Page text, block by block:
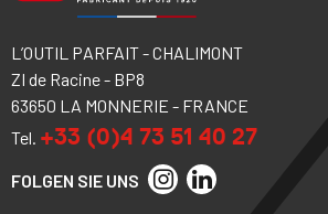
L’OUTIL PARFAIT - CHALIMONT
ZI de Racine - BP8
63650 LA MONNERIE - FRANCE
Tel. +33 (0)4 73 51 40 27
FOLGEN SIE UNS